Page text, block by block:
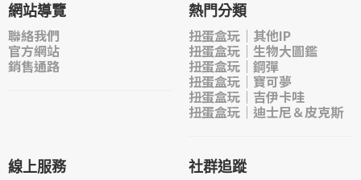
網站導覽
聯絡我們
官方網站
銷售通路
熱門分類
扭蛋盒玩｜其他IP
扭蛋盒玩｜生物大圖鑑
扭蛋盒玩｜鋼彈
扭蛋盒玩｜寶可夢
扭蛋盒玩｜吉伊卡哇
扭蛋盒玩｜迪士尼＆皮克斯
線上服務 社群追蹤